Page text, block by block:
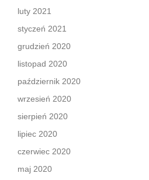
luty 2021
styczeń 2021
grudzień 2020
listopad 2020
październik 2020
wrzesień 2020
sierpień 2020
lipiec 2020
czerwiec 2020
maj 2020